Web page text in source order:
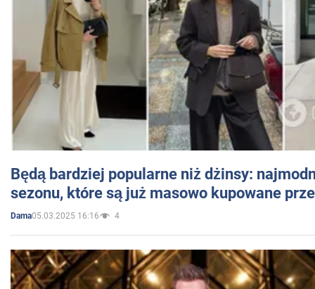
Będą bardziej popularne niż dżinsy:
sezonu, które są już masowo kupowane
Dama05.03.2025 16:16 4